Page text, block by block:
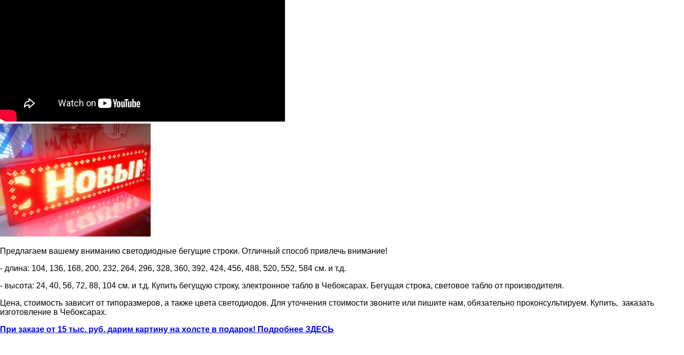
Предлагаем вашему вниманию светодиодные бегущие строки. Отличный способ привлечь внимание!
- длина: 104, 136, 168, 200, 232, 264, 296, 328, 360, 392, 424, 456, 488, 520, 552, 584 см. и т.д.
- высота: 24, 40, 56, 72, 88, 104 см. и т.д. Купить бегущую строку, электронное табло в Чебоксарах. Бегущая строка, световое табло от производителя.
Цена, стоимость зависит от типоразмеров, а также цвета светодиодов. Для уточнения стоимости звоните или пишите нам, обязательно проконсультируем. Купить, заказать
изготовление в Чебоксарах.
При заказе от 15 тыс. руб. дарим картину на холсте в подарок! Подробнее ЗДЕСЬ